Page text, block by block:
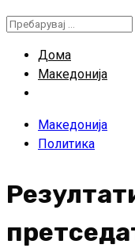
Пребарувај
Дома
Македонија
Македонија
Политика